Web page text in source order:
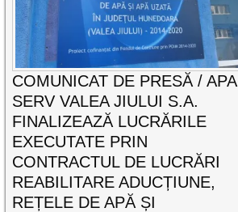
COMUNICAT DE PRESĂ / APA
SERV VALEA JIULUI S.A.
FINALIZEAZĂ LUCRĂRILE
EXECUTATE PRIN
CONTRACTUL DE LUCRĂRI
REABILITARE ADUCȚIUNE,
REȚELE DE APĂ ȘI